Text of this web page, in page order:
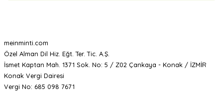
meinminti.com
Özel Alman Dil Hiz. Eğt. Ter. Tic. A.Ş.
İsmet Kaptan Mah. 1371 Sok. No: 5 / Z02 Çankaya - Konak / İZMİR
Konak Vergi Dairesi
Vergi No: 685 098 7671